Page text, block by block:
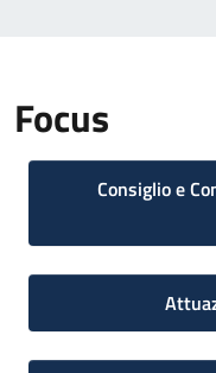
Focus
Consiglio e